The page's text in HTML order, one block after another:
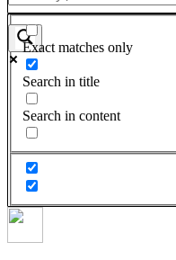
Exact matches only
Search in title
Search in content